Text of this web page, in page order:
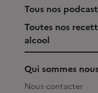
Tous nos
Toutes nos
alcool
Qui sommes
Nous contacter